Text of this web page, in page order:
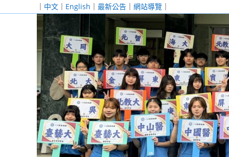
｜ 中文 ｜ English ｜ 最新公告 ｜ 網站導覽 ｜